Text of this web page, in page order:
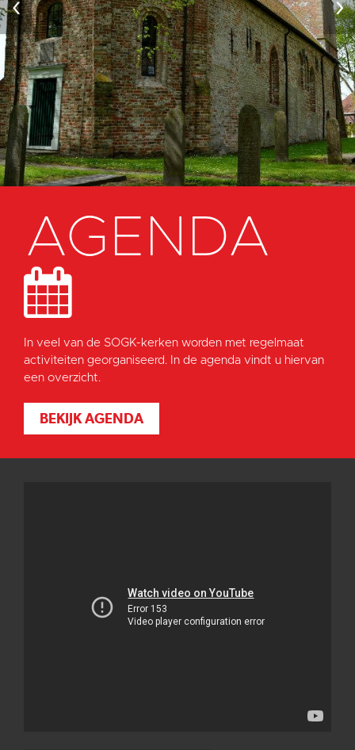
AGENDA
In veel van de SOGK-kerken worden met regelmaat
activiteiten georganiseerd. In de agenda vindt u hiervan
een overzicht.
BEKIJK AGENDA